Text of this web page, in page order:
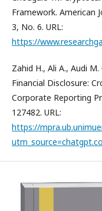
Framework. American
3, No. 6. URL:
https://
Zahid H., Ali A., Audi
Financial Disclosure:
Corporate Reporting
127482. URL:
https://